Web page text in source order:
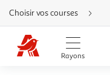
Aller
directement
au
contenu
Aller
directement
Choisir vos courses
Rayons